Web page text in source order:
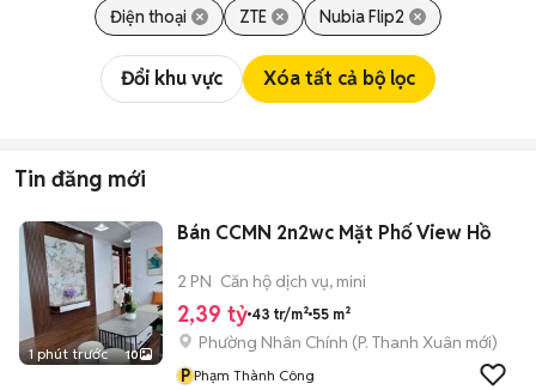
Điện thoại ZTE Nubia Flip2
Đổi khu vực Xóa tất cả bộ lọc
Tin đăng mới
1 phút trước 10
Bán CCMN 2n2wc Mặt Phố View Hồ
2 PN Căn hộ dịch vụ, mini
2,39 tỷ 43 tr/m² 55 m²
Phường Nhân Chính (P. Thanh Xuân mới)
P Phạm Thành Công